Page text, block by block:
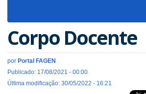
Corpo Docente
por Portal FAGEN
Publicado: 17/08/2021 - 00:00
Última modificação: 30/05/2022 - 16:21